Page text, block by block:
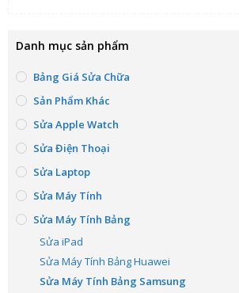
Danh mục sản phẩm
Bảng Giá Sửa Chữa
Sản Phẩm Khác
Sửa Apple Watch
Sửa Điện Thoại
Sửa Laptop
Sửa Máy Tính
Sửa Máy Tính Bảng
Sửa iPad
Sửa Máy Tính Bảng Huawei
Sửa Máy Tính Bảng Samsung